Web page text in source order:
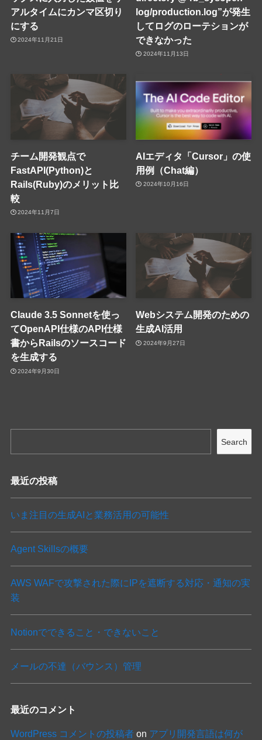
アルタイムにカンマ区切り
にする
2024年11月21日
log/production.log”が発生
してログのローテションが
できなかった
2024年11月13日
チーム開発観点で
FastAPI(Python)と
Rails(Ruby)のメリット比
較
2024年11月7日
AIエディタ「Cursor」の使
用例（Chat編）
2024年10月16日
Claude 3.5 Sonnetを使っ
てOpenAPI仕様のAPI仕様
書からRailsのソースコード
を生成する
2024年9月30日
Webシステム開発のための
生成AI活用
2024年9月27日
Search
最近の投稿
いま注目の生成AIと業務活用の可能性
Agent Skillsの概要
AWS WAFで攻撃された際にIPを遮断する対応・通知の実
装
Notionでできること・できないこと
メールの不達（バウンス）管理
最近のコメント
WordPress コメントの投稿者on アプリ開発言語は何が